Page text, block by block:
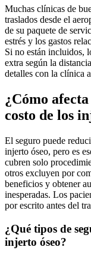
Muchas clínicas de
traslados desde el
de su paquete de
estrés y los gastos
Si no están incluidos,
extra según la
detalles con la clínica
¿Cómo
costo de los
El seguro puede
injerto óseo, pero es
cubren solo
otros excluyen por
beneficios y obtener
inesperadas. Los
por escrito antes del
¿Qué tipos de
injerto óseo?